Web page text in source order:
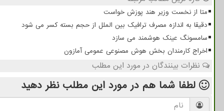
متا از نخست وزیر هند پوزش خواست
دقیقا به اندازه مصرف ترافیک بین الملل از حجم بسته کسر می شود
سامسونگ عینک هوشمند می سازد
اخراج کارمندان بخش هوش مصنوعی عمومی آمازون
نظرات بینندگان در مورد این مطلب
لطفا شما هم در مورد این مطلب نظر دهید